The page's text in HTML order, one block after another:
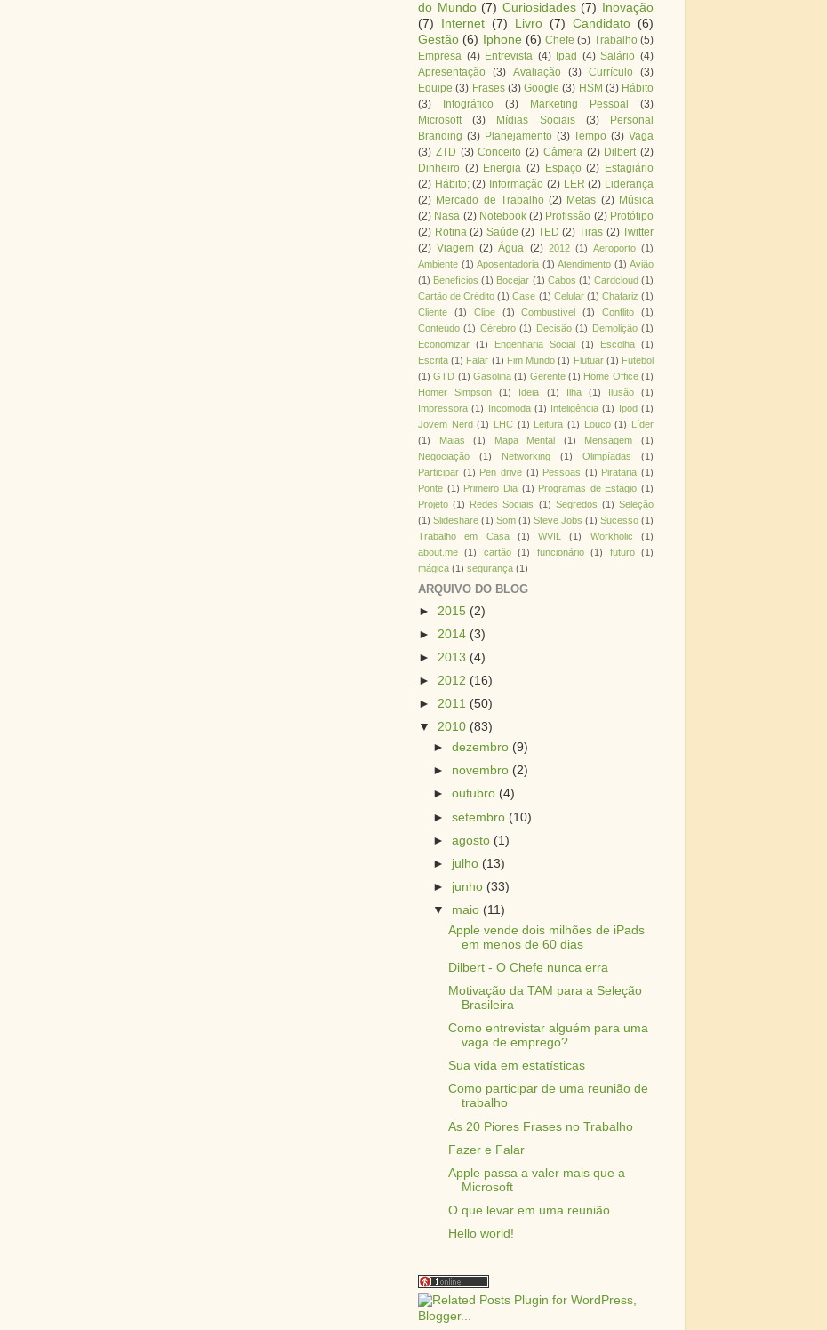
do Mundo (7) Curiosidades (7)
Inovação
(7)
Internet (7) Livro (7) Candidato (6)
Gestão (6) Iphone (6) Chefe (5) Trabalho (5)
Empresa (4) Entrevista (4) Ipad (4) Salário (4)
Apresentação (3) Avaliação (3) Currículo (3)
Equipe (3) Frases (3) Google (3) HSM (3) Hábito
(3)
Infográfico (3) Marketing Pessoal
(3)
Microsoft
(3) Mídias Sociais (3)
Personal
Branding (3) Planejamento (3) Tempo (3) Vaga
(3) ZTD (3) Conceito (2) Câmera (2) Dilbert (2)
Dinheiro (2) Energia (2) Espaço (2) Estagiário
(2) Hábito; (2) Informação (2) LER (2) Liderança
(2) Mercado de Trabalho (2) Metas (2) Música
(2) Nasa (2) Notebook (2) Profissão (2) Protótipo
(2) Rotina (2) Saúde (2) TED (2) Tiras (2) Twitter
(2) Viagem (2) Água (2) 2012 (1) Aeroporto (1)
Ambiente (1) Aposentadoria (1) Atendimento (1) Avião
(1) Benefícios (1) Bocejar (1) Cabos (1) Cardcloud (1)
Cartão de Crédito (1) Case (1) Celular (1) Chafariz (1)
Cliente
(1) Clipe (1) Combustível (1) Conflito
(1)
Conteúdo (1) Cérebro (1) Decisão (1) Demolição (1)
Economizar (1) Engenharia Social (1) Escolha (1)
Escrita (1) Falar (1) Fim Mundo (1) Flutuar (1) Futebol
(1) GTD (1) Gasolina (1) Gerente (1) Home Office (1)
Homer Simpson
(1) Ideia (1) Ilha (1) Ilusão
(1)
Impressora (1) Incomoda (1) Inteligência (1) Ipod (1)
Jovem Nerd (1) LHC (1) Leitura (1) Louco (1)
Líder
(1)
Maias (1) Mapa Mental (1) Mensagem
(1)
Negociação
(1) Networking (1) Olimpíadas
(1)
Participar (1) Pen drive (1) Pessoas (1) Pirataria (1)
Ponte (1) Primeiro Dia (1) Programas de Estágio (1)
Projeto (1) Redes Sociais (1) Segredos (1) Seleção
(1) Slideshare (1) Som (1) Steve Jobs (1) Sucesso (1)
Trabalho em Casa
(1) WVIL (1) Workholic
(1)
about.me
(1) cartão (1) funcionário (1) futuro
(1)
mágica (1) segurança (1)
ARQUIVO DO BLOG
► 2015 (2)
► 2014 (3)
► 2013 (4)
► 2012 (16)
► 2011 (50)
▼ 2010 (83)
►dezembro (9)
► novembro (2)
►outubro (4)
►setembro (10)
►agosto (1)
► julho (13)
► junho (33)
▼ maio (11)
Apple vende dois milhões de iPads
em menos de 60 dias
Dilbert - O Chefe nunca erra
Motivação da TAM para a Seleção
Brasileira
Como entrevistar alguém para uma
vaga de emprego?
Sua vida em estatísticas
Como participar de uma reunião de
trabalho
As 20 Piores Frases no Trabalho
Fazer e Falar
Apple passa a valer mais que a
Microsoft
O que levar em uma reunião
Hello world!